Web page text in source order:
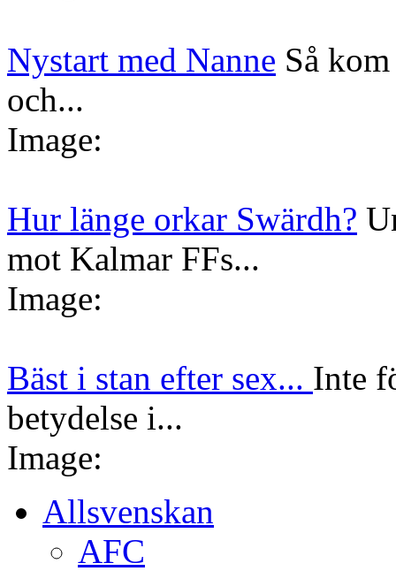
Nystart med Nanne Så
och...
Image:
Hur länge orkar Swärdh?
mot Kalmar FFs...
Image:
Bäst i stan efter sex... Inte
betydelse i...
Image:
Allsvenskan
AFC